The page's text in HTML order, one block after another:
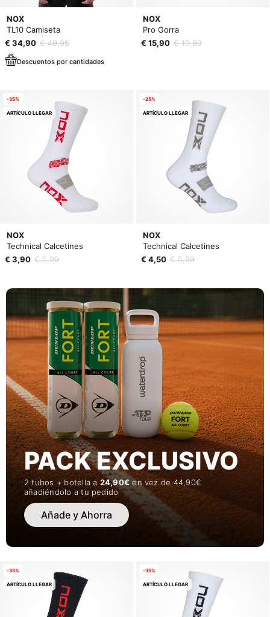
NOX
TL10 Camiseta
€ 34,90 € 49,95
Descuentos por cantidades
NOX
Pro Gorra
€ 15,90 € 19,99
NOX
Technical Calcetines
€ 3,90 € 5,99
-35%
ARTÍCULO LLEGAR
NOX
Technical Calcetines
€ 4,50 € 5,99
-25%
ARTÍCULO LLEGAR
PACK EXCLUSIVO
2 tubos + botella a24,90€ en vez de 44,90€
añadiéndolo a tu pedido
Añade y Ahorra
-35%
ARTÍCULO LLEGAR
-35%
ARTÍCULO LLEGAR